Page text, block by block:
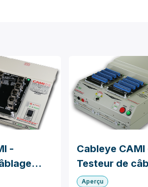
-
M4
Cableye CAMI
Testeur de
Haute Tension
Aperçu